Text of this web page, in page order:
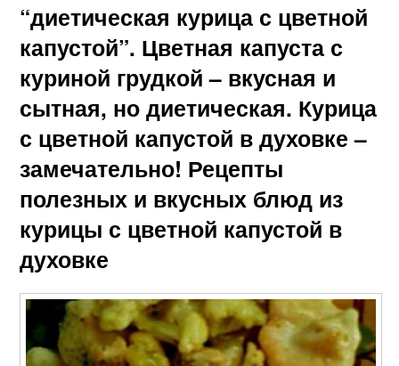
“диетическая курица с цветной
капустой”. Цветная капуста с
куриной грудкой – вкусная и
сытная, но диетическая. Курица
с цветной капустой в духовке –
замечательно! Рецепты
полезных и вкусных блюд из
курицы с цветной капустой в
духовке